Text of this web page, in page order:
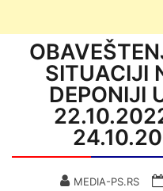
SITUACIJI
DEPONIJI
MEDIA-PS.RS